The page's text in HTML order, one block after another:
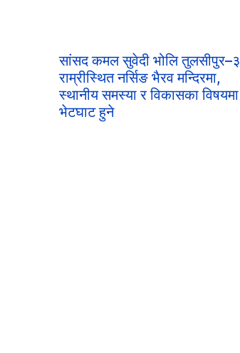
सांसद कमल सुवेदी भोलि तुलसीपुर–३
राम्रीस्थित नर्सिङ भैरव मन्दिरमा,
स्थानीय समस्या र विकासका विषयमा
भेटघाट हुने